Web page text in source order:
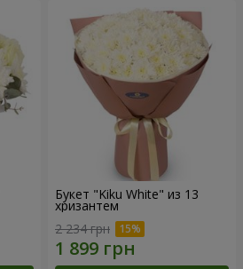
Букет "Kiku White" из 13
хризантем
2 234 грн